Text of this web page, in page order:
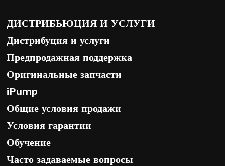
ДИСТРИБЬЮЦИЯ И УСЛУГИ
Дистрибуция и услуги
Предпродажная поддержка
Оригинальные запчасти
iPump
Общие условия продажи
Условия гарантии
Обучение
Часто задаваемые вопросы